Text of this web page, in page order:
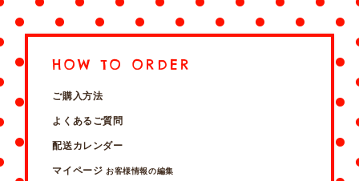
HOW TO ORDER
ご購入方法
よくあるご質問
配送カレンダー
マイページ お客様情報の編集